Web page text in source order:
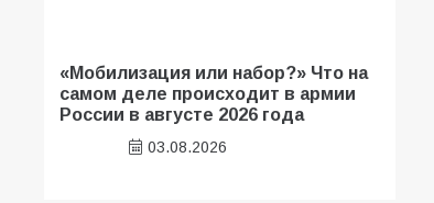
«Мобилизация или набор?» Что на
самом деле происходит в армии
России в августе 2026 года
03.08.2026